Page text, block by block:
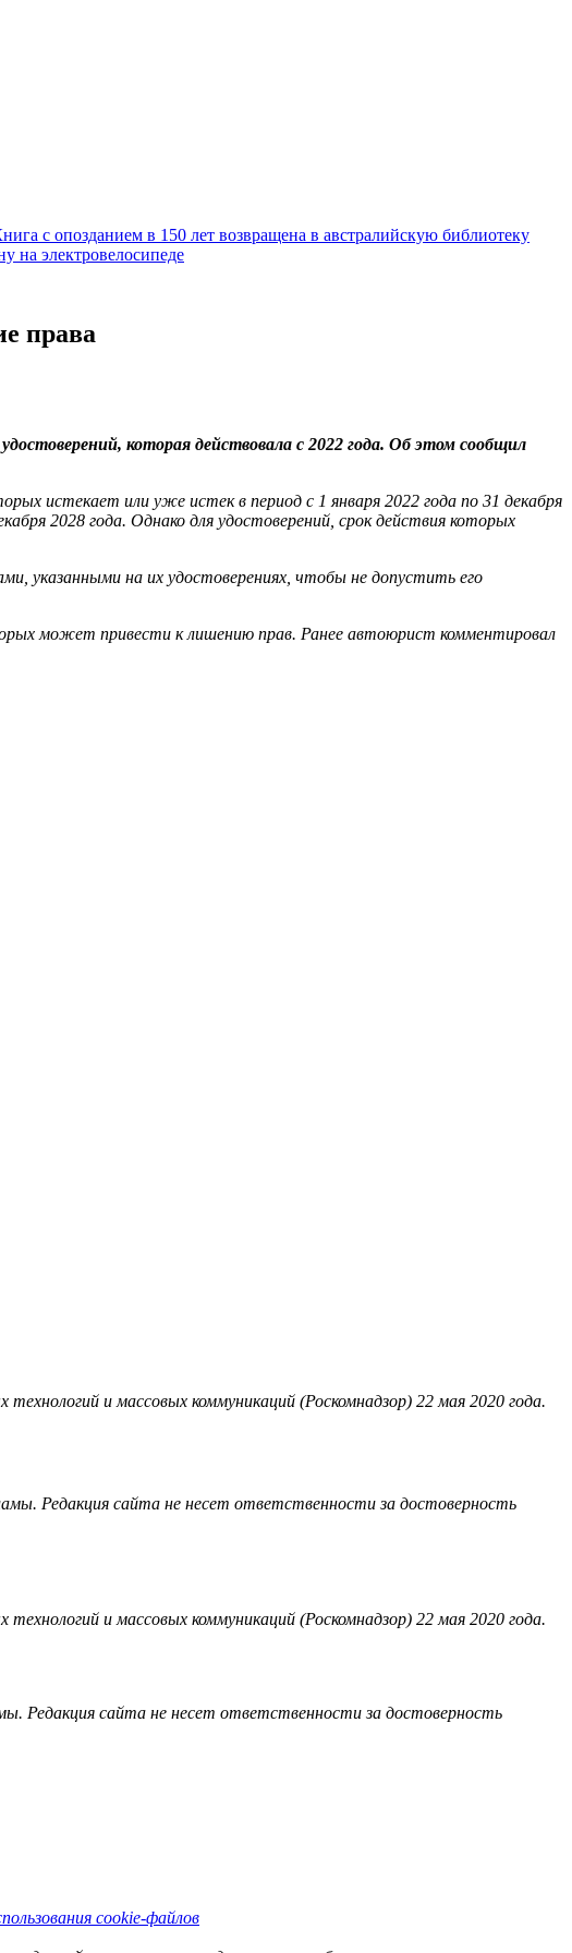
с опозданием в 150 лет возвращена в австралийскую библиотеку
на электровелосипеде
права
которая действовала с 2022 года. Об этом сообщил
истекает или уже истек в период с 1 января 2022 года по 31 декабря
2028 года. Однако для удостоверений, срок действия которых
указанными на их удостоверениях, чтобы не допустить его
может привести к лишению прав. Ранее автоюрист комментировал
и массовых коммуникаций (Роскомнадзор) 22 мая 2020 года.
Редакция сайта не несет ответственности за достоверность
и массовых коммуникаций (Роскомнадзор) 22 мая 2020 года.
Редакция сайта не несет ответственности за достоверность
cookie-файлов